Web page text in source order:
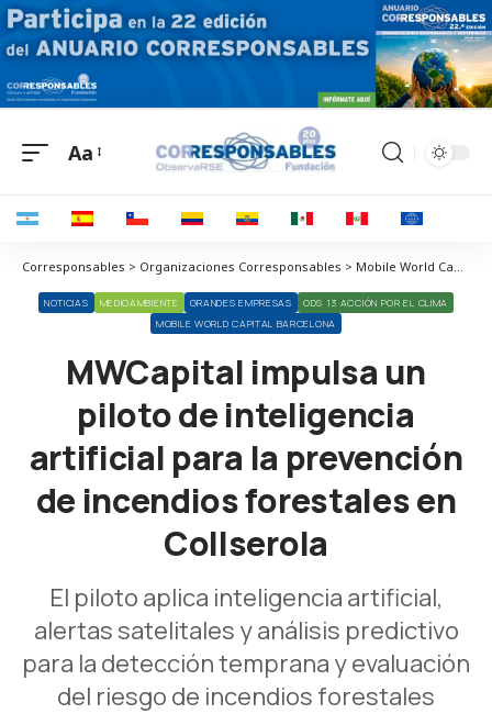
Aa
Corresponsables > Organizaciones Corresponsables > Mobile World Capital Barcelona > MWCapital impulsa un piloto de inteligencia artificial para la prevención de incendios forestales en Collserola
NOTICIAS MEDIOAMBIENTE GRANDES EMPRESAS
ODS 13 ACCIÓN POR EL CLIMA
MOBILE WORLD CAPITAL BARCELONA
MWCapital impulsa un
piloto de inteligencia
artificial para la prevención
de incendios forestales en
Collserola
El piloto aplica inteligencia artificial,
alertas satelitales y análisis predictivo
para la detección temprana y evaluación
del riesgo de incendios forestales